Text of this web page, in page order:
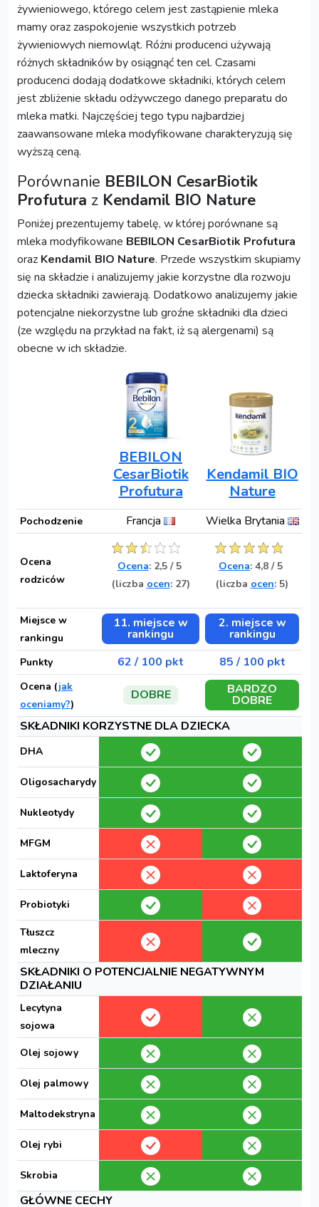
żywieniowego, którego celem jest zastąpienie mleka
mamy oraz zaspokojenie wszystkich potrzeb
żywieniowych niemowląt. Różni producenci używają
różnych składników by osiągnąć ten cel. Czasami
producenci dodają dodatkowe składniki, których celem
jest zbliżenie składu odżywczego danego preparatu do
mleka matki. Najczęściej tego typu najbardziej
zaawansowane mleka modyfikowane charakteryzują się
wyższą ceną.
Porównanie BEBILON CesarBiotik
Profutura z Kendamil BIO Nature
Poniżej prezentujemy tabelę, w której porównane są
mleka modyfikowane BEBILON CesarBiotik Profutura
oraz Kendamil BIO Nature. Przede wszystkim skupiamy
się na składzie i analizujemy jakie korzystne dla rozwoju
dziecka składniki zawierają. Dodatkowo analizujemy jakie
potencjalne niekorzystne lub groźne składniki dla dzieci
(ze względu na przykład na fakt, iż są alergenami) są
obecne w ich składzie.
BEBILON
CesarBiotik
Profutura
Kendamil BIO
Nature
Pochodzenie Francja Wielka Brytania
Ocena
rodziców
Ocena: 2,5/ 5
(liczba ocen: 27)
Ocena: 4,8 / 5
(liczba ocen: 5)
Miejsce w
rankingu
11. miejsce w
rankingu
2. miejsce w
rankingu
Punkty 62 / 100 pkt 85 / 100 pkt
Ocena (jak
oceniamy?)
DOBRE BARDZO
DOBRE
SKŁADNIKI KORZYSTNE DLA DZIECKA
DHA
Oligosacharydy
Nukleotydy
MFGM
Laktoferyna
Probiotyki
Tłuszcz
mleczny
SKŁADNIKI O POTENCJALNIE NEGATYWNYM
DZIAŁANIU
Lecytyna
sojowa
Olej sojowy
Olej palmowy
Maltodekstryna
Olej rybi
Skrobia
GŁÓWNE CECHY